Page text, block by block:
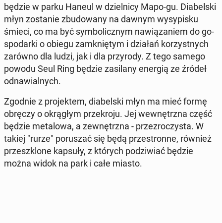
będzie w parku Haneul w dziel­ni­cy Mapo-gu. Dia­bel­ski
młyn zo­sta­nie zbu­do­wa­ny na dawnym wy­sy­pi­sku
śmieci, co ma być sym­bo­licz­nym na­wią­za­niem do go­
spo­dar­ki o obiegu za­mknię­tym i działań ko­rzyst­nych
zarówno dla ludzi, jak i dla przy­ro­dy. Z tego samego
powodu Seul Ring będzie za­si­la­ny energią ze źródeł
od­na­wial­nych.
Zgodnie z pro­jek­tem, dia­bel­ski młyn ma mieć formę
obręczy o okrą­głym prze­kro­ju. Jej we­wnętrz­na część
będzie me­ta­lo­wa, a ze­wnętrz­na - prze­zro­czy­sta. W
takiej "rurze" po­ru­szać się będą prze­stron­ne, również
prze­szklo­ne kapsuły, z których po­dzi­wiać będzie
można widok na park i całe miasto.